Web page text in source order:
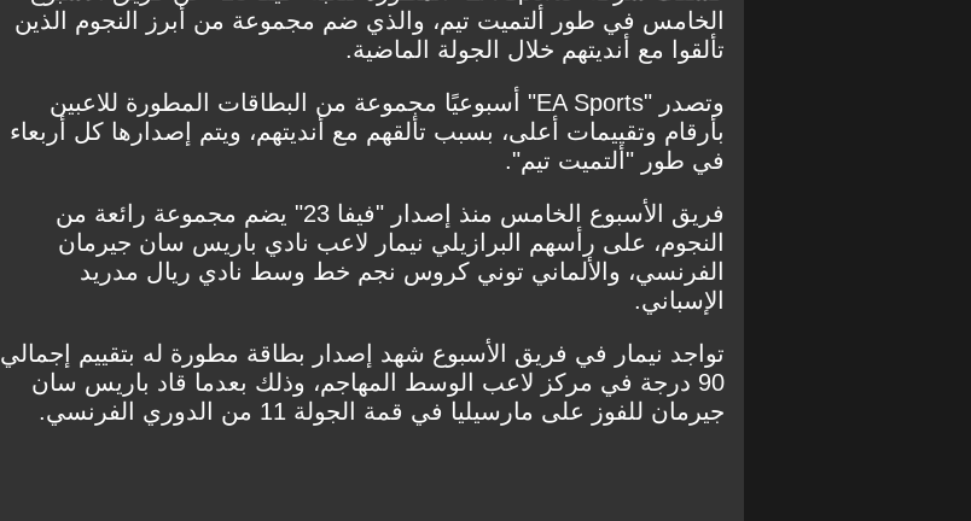
الخامس في طور ألتميت تيم، والذي ضم مجموعة من أبرز النجوم الذين
تألقوا مع أنديتهم خلال الجولة الماضية.
وتصدر "EA Sports" أسبوعيًا مجموعة من البطاقات المطورة للاعبين
بأرقام وتقييمات أعلى، بسبب تألقهم مع أنديتهم، ويتم إصدارها كل أربعاء
في طور "ألتميت تيم".
فريق الأسبوع الخامس منذ إصدار "فيفا 23" يضم مجموعة رائعة من
النجوم، على رأسهم البرازيلي نيمار لاعب نادي باريس سان جيرمان
الفرنسي، والألماني توني كروس نجم خط وسط نادي ريال مدريد
الإسباني.
تواجد نيمار في فريق الأسبوع شهد إصدار بطاقة مطورة له بتقييم إجمالي
90 درجة في مركز لاعب الوسط المهاجم، وذلك بعدما قاد باريس سان
جيرمان للفوز على مارسيليا في قمة الجولة 11 من الدوري الفرنسي.